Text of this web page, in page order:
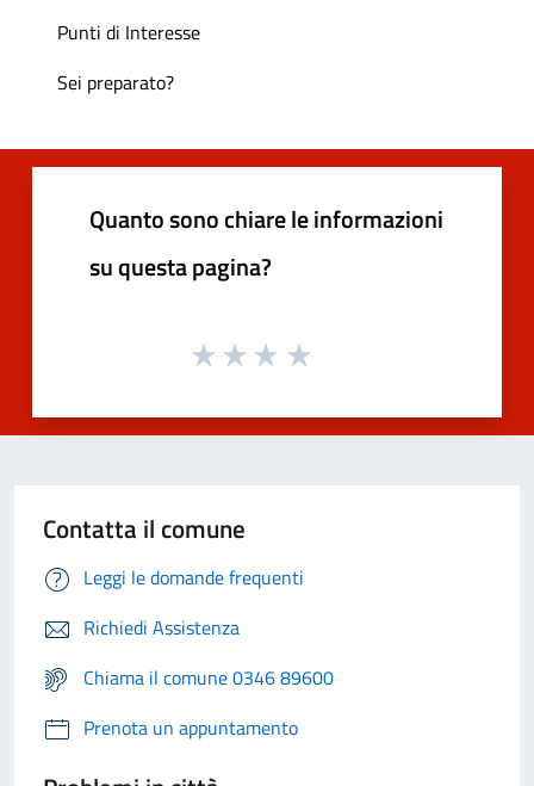
Punti di Interesse
Sei preparato?
Quanto sono chiare le informazioni
su questa pagina?
Contatta il comune
Leggi le domande frequenti
Richiedi Assistenza
Chiama il comune 0346 89600
Prenota un appuntamento